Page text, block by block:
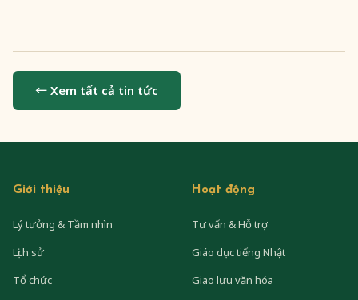
← Xem tất cả tin tức
Giới thiệu
Lý tưởng & Tầm nhìn
Lịch sử
Tổ chức
Hoạt động
Tư vấn & Hỗ trợ
Giáo dục tiếng Nhật
Giao lưu văn hóa